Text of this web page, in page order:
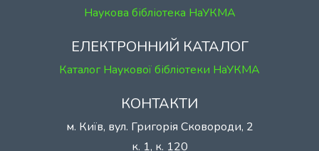
Наукова бібліотека НаУКМА
ЕЛЕКТРОННИЙ КАТАЛОГ
Каталог Наукової бібліотеки НаУКМА
КОНТАКТИ
м. Київ, вул. Григорія Сковороди, 2
к. 1, к. 120